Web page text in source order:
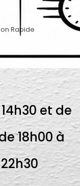
Rapide
et de
18h00 à